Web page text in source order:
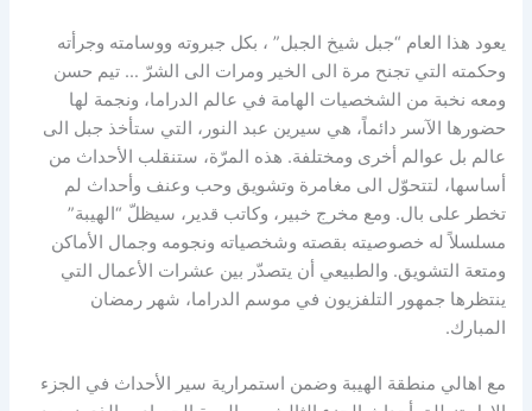
يعود هذا العام “جبل شيخ الجبل” ، بكل جبروته ووسامته وجرأته
وحكمته التي تجنح مرة الى الخير ومرات الى الشرّ … تيم حسن
ومعه نخبة من الشخصيات الهامة في عالم الدراما، ونجمة لها
حضورها الآسر دائماً، هي سيرين عبد النور، التي ستأخذ جبل الى
عالم بل عوالم أخرى ومختلفة. هذه المرّة، ستنقلب الأحداث من
أساسها، لتتحوّل الى مغامرة وتشويق وحب وعنف وأحداث لم
تخطر على بال. ومع مخرج خبير، وكاتب قدير، سيظلّ “الهيبة”
مسلسلاً له خصوصيته بقصته وشخصياته ونجومه وجمال الأماكن
ومتعة التشويق. والطبيعي أن يتصدّر بين عشرات الأعمال التي
ينتظرها جمهور التلفزيون في موسم الدراما، شهر رمضان
المبارك.
مع اهالي منطقة الهيبة وضمن استمرارية سير الأحداث في الجزء